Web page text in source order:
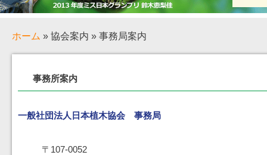
ホーム » 協会案内 » 事務局案内
事務所案内
一般社団法人日本植木協会 事務局
〒107-0052